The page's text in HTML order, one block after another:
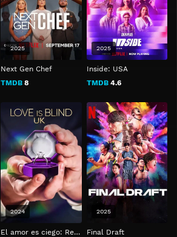
Next Gen Chef
TMDB 8
2025
Inside: USA
TMDB4.6
2025
El amor es ciego: Reino Unido
2024
Final Draft
2025